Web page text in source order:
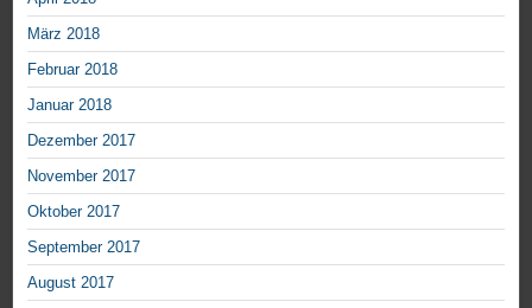
März 2018
Februar 2018
Januar 2018
Dezember 2017
November 2017
Oktober 2017
September 2017
August 2017